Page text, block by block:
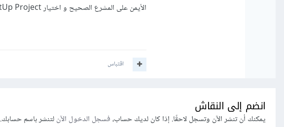
الأيمن على المشرع الصحيح و اختيار Set as StartUp Project
اقتباس
انضم إلى النقاش
يمكنك أن تنشر الآن وتسجل لاحقًا. إذا كان لديك حساب،فسجل الدخول الآنلتنشر باسم حسابك.